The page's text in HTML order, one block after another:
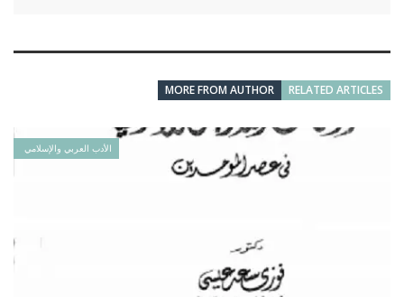
RELATED ARTICLES
MORE FROM AUTHOR
الأدب العربي والإسلامي